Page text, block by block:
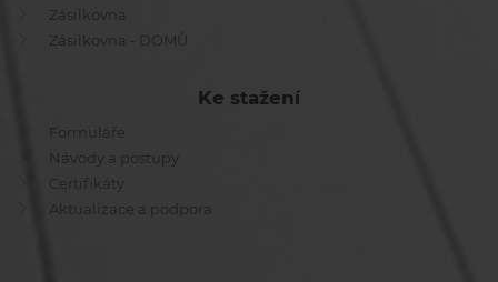
Zásilkovna
Zásilkovna - DOMŮ
Ke stažení
Formuláře
Návody a postupy
Certifikáty
Aktualizace a podpora